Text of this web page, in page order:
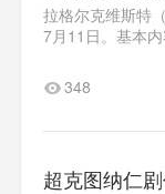
拉格尔克维斯特
7月11日。基本
348
超克图纳仁